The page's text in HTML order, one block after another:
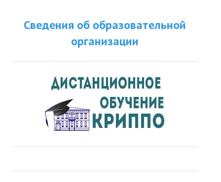
Сведения об образовательной
организации